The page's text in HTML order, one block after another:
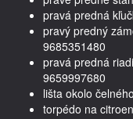
pravá predná
pravý predný
9685351480
pravá predná
9659997680
lišta okolo
torpédo na